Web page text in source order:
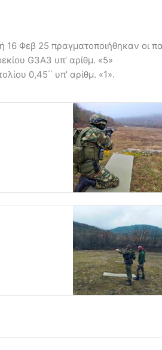
16 Φεβ 25 πραγματοποιήθηκαν
G3A3 υπ’ αρίθμ. «5»
0,45΄΄ υπ’ αρίθμ. «1».